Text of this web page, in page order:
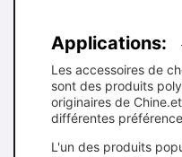
Applications:
Les accessoires de
sont des produits
originaires de
différentes
L'un des produits